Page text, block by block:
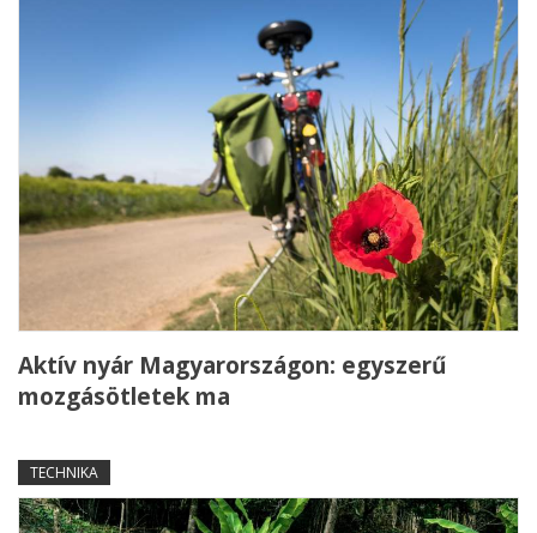
Aktív nyár Magyarországon: egyszerű
mozgásötletek ma
TECHNIKA